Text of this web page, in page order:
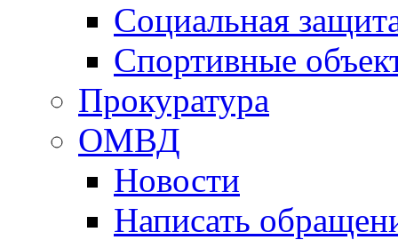
Социальная
Спортивные
Прокуратура
ОМВД
Новости
Написать